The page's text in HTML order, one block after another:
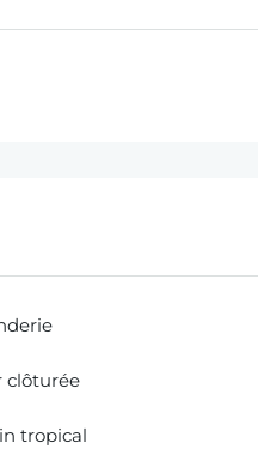
clôturée
tropical